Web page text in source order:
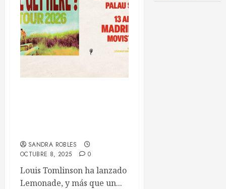
SANDRA ROBLES
OCTUBRE 8, 2025
0
Louis Tomlinson ha lanzado
Lemonade, y más que un...